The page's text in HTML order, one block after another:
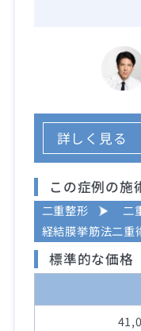
詳しく見る
この症例の施
二重整形
二
経結膜挙筋法二重
標準的な価格